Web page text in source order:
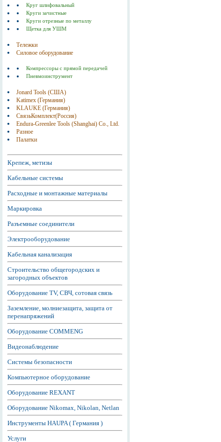
Круг шлифовальный
Круги зачистные
Круги отрезные по металлу
Щетка для УШМ
Тележки
Силовое оборудование
Компрессоры с прямой передачей
Пневмоинструмент
Jonard Tools (США)
Katimex (Германия)
KLAUKE (Германия)
СвязьКомплект(Россия)
Endura-Greenlee Tools (Shanghai) Co., Ltd.
Разное
Палатки
Крепеж, метизы
Кабельные системы
Расходные и монтажные материалы
Маркировка
Разъемные соединители
Электрооборудование
Кабельная канализация
Строительство общегородских и
загородных объектов
Оборудование TV, СВЧ, сотовая связь
Заземление, молниезащита, защита от
перенапряжений
Оборудование COMMENG
Видеонаблюдение
Системы безопасности
Компьютерное оборудование
Оборудование REXANT
Оборудование Nikomax, Nikolan, Netlan
Инструменты HAUPA ( Германия )
Услуги